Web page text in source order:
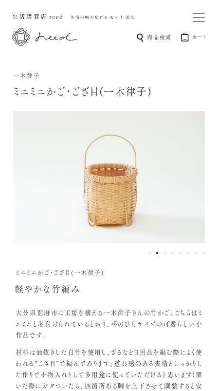
商品検索 カート
一木律子
ミニミニかご・ござ目(一木律子)
ミニミニかご・ござ目(一木律子)
軽やかな竹編み
大分県別府市に工房を構える一木律子さんの竹かご。こちらはミ
ニミニと名付けられているとおり、手のひらサイズの可愛らしい小
作品です。
材料は油抜きした白竹を使用し、ざるなど日用品を編む際によく使
われる"ござ目”で編んであります。道具感のある表情としっかりし
た作りで小物入れとして多用途に使っていただけると思います(置
いた際にガタついたら、四箇所ある脚を上下させて調整すると安